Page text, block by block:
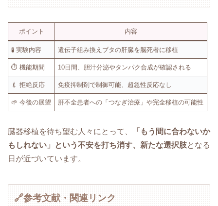
ポイント 内容
🧪 実験内容 遺伝子組み換えブタの肝臓を脳死者に移植
⏱ 機能期間 10日間、胆汁分泌やタンパク合成が確認される
💉 拒絶反応 免疫抑制剤で制御可能、超急性反応なし
🌱 今後の展望 肝不全患者への「つなぎ治療」や完全移植の可能性
臓器移植を待ち望む人々にとって、
「もう間に合わないか
もしれない」という不安を打ち消す、新たな選択肢となる
日が近づいています。
🔗参考文献・関連リンク